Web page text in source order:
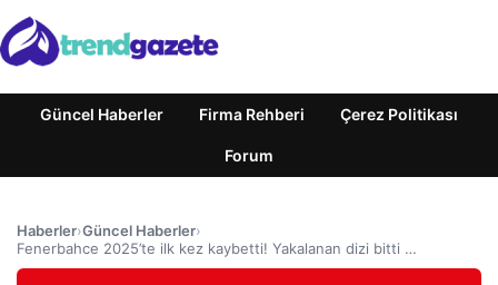
Güncel Haberler Firma Rehberi Çerez Politikası
Forum
Haberler›Güncel Haberler›
Fenerbahce 2025’te ilk kez kaybetti! Yakalanan dizi bitti …